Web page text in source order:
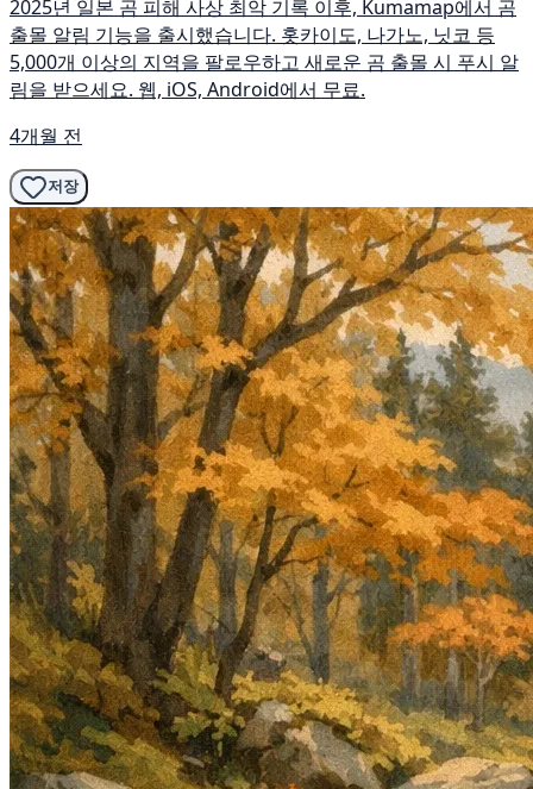
2025년 일본 곰 피해 사상 최악 기록 이후, Kumamap에서 곰
출몰 알림 기능을 출시했습니다. 홋카이도, 나가노, 닛코 등
5,000개 이상의 지역을 팔로우하고 새로운 곰 출몰 시 푸시 알
림을 받으세요. 웹, iOS, Android에서 무료.
4개월 전
저장